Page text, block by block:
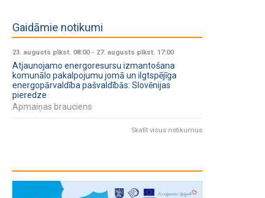
Gaidāmie notikumi
23. augusts plkst. 08:00- 27. augusts plkst. 17:00
Atjaunojamo energoresursu izmantošana
komunālo pakalpojumu jomā un ilgtspējīga
energopārvaldība pašvaldībās: Slovēnijas
pieredze
Apmaiņas brauciens
Skatīt visus notikumus